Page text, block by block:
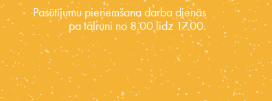
Pasūtījumu pieņemšana darba dienās
pa tālruni no 8.00 līdz 17.00.